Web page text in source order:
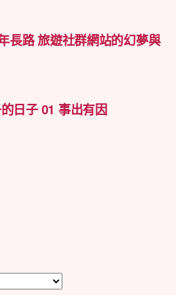
長路 旅遊社群網站的幻夢與
日子 01 事出有因